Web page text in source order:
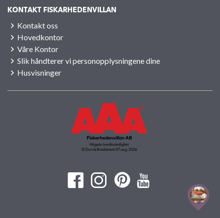
KONTAKT FISKARHEDENVILLAN
Kontakt oss
Hovedkontor
Våre Kontor
Slik håndterer vi personopplysningene dine
Husvisninger